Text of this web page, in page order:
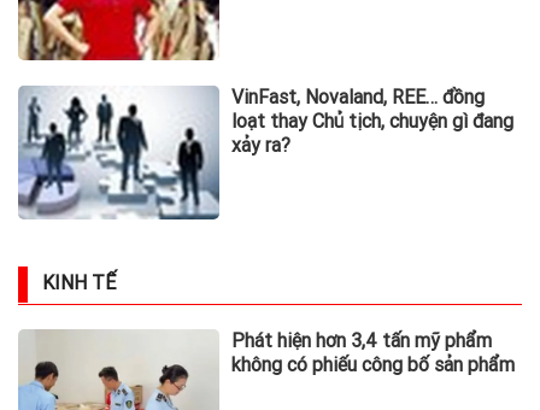
VinFast, Novaland, REE… đồng
loạt thay Chủ tịch, chuyện gì đang
xảy ra?
KINH TẾ
Phát hiện hơn 3,4 tấn mỹ phẩm
không có phiếu công bố sản phẩm